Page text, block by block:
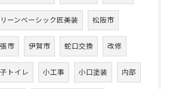
ーンベーシック匠美装 松阪市
市 伊賀市 蛇口交換 改修
トイレ 小工事 小口塗装 内部